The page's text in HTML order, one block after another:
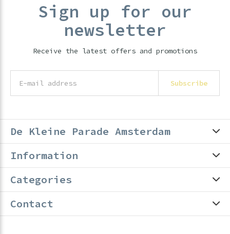
Sign up for our
newsletter
Receive the latest offers and promotions
Subscribe
De Kleine Parade Amsterdam
Information
Categories
Contact